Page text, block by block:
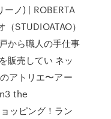
ノ) | ROBERTA
STUDIOATAO）
から職人の手仕事
販売してい ネッ
アトリエ〜アー
the
ッピング！ラン